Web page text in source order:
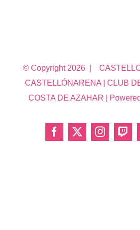
© Copyright 2026 |
CASTELLÓNARENA | CLUB
COSTA DE AZAHAR |
Facebook
X Instagram